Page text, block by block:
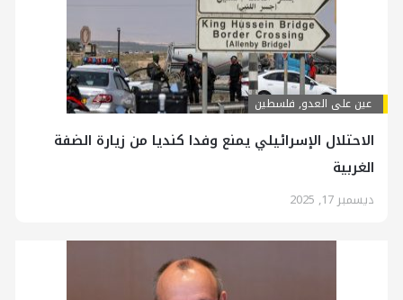
عين على العدو, فلسطين
الاحتلال الإسرائيلي يمنع وفدا كنديا من زيارة الضفة
الغربية
ديسمبر 17, 2025